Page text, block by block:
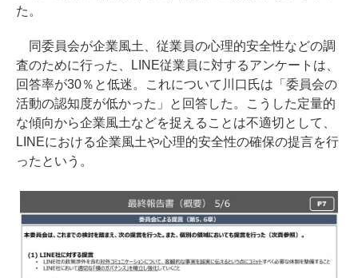
た。
同委員会が企業風土、従業員の心理的安全性などの調
査のために行った、LINE従業員に対するアンケートは、
回答率が30％と低迷。これについて川口氏は「委員会の
活動の認知度が低かった」と回答した。こうした定量的
な傾向から企業風土などを捉えることは不適切として、
LINEにおける企業風土や心理的安全性の確保の提言を行
ったという。